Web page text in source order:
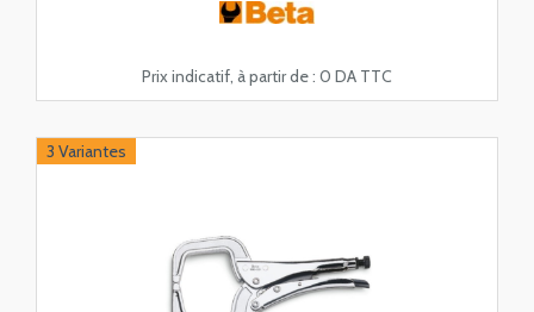
Prix indicatif, à partir de : 0 DA TTC
3 Variantes